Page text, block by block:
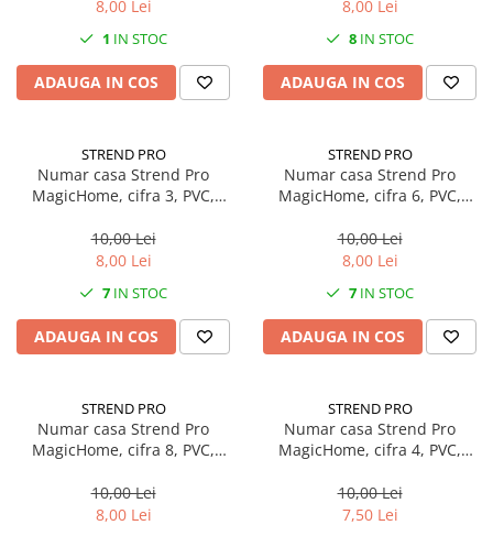
8,00 Lei
1 IN STOC
ADAUGA IN COS
8,00 Lei
8 IN STOC
ADAUGA IN COS
STREND PRO
Numar casa Strend Pro
MagicHome, cifra 3, PVC,
3D
10,00 Lei
8,00 Lei
7 IN STOC
ADAUGA IN COS
STREND PRO
Numar casa Strend Pro
MagicHome, cifra 6, PVC,
3D
10,00 Lei
8,00 Lei
7 IN STOC
ADAUGA IN COS
STREND PRO
Numar casa Strend Pro
MagicHome, cifra 8, PVC,
3D
10,00 Lei
8,00 Lei
STREND PRO
Numar casa Strend Pro
MagicHome, cifra 4, PVC,
3D
10,00 Lei
7,50 Lei